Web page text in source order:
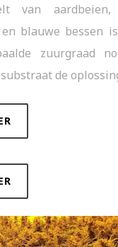
van aardbeien,
blauwe bessen
zuurgraad
de